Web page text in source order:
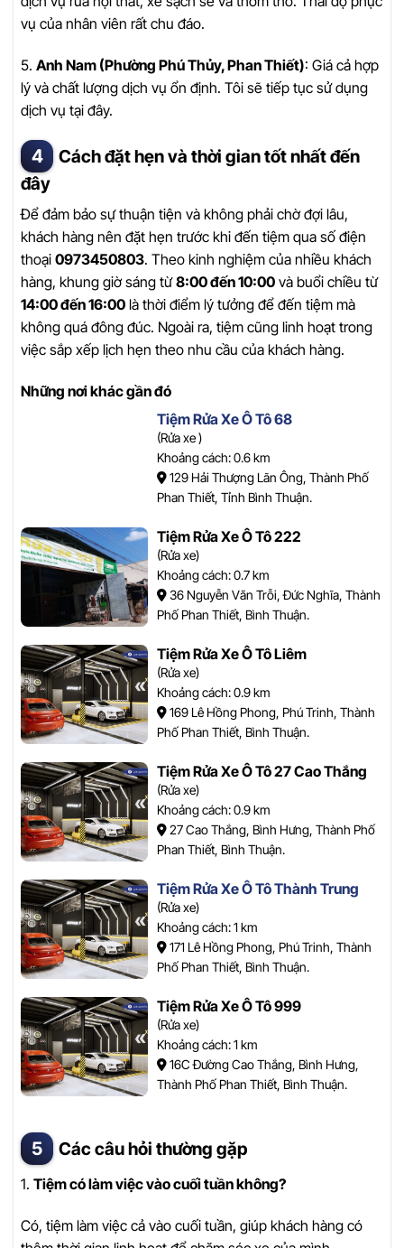
vụ của nhân viên rất chu đáo.
5. Anh Nam (Phường Phú Thủy, Phan Thiết): Giá cả hợp
lý và chất lượng dịch vụ ổn định. Tôi sẽ tiếp tục sử dụng
dịch vụ tại đây.
Cách đặt hẹn và thời gian tốt nhất đến
đây
Để đảm bảo sự thuận tiện và không phải chờ đợi lâu,
khách hàng nên đặt hẹn trước khi đến tiệm qua số điện
thoại 0973450803. Theo kinh nghiệm của nhiều khách
hàng, khung giờ sáng từ8:00 đến 10:00 và buổi chiều từ
14:00 đến 16:00 là thời điểm lý tưởng để đến tiệm mà
không quá đông đúc. Ngoài ra, tiệm cũng linh hoạt trong
việc sắp xếp lịch hẹn theo nhu cầu của khách hàng.
Những nơi khác gần đó
Tiệm Rửa Xe Ô Tô 68
(Rửa xe )
Khoảng cách: 0.6 km
129 Hải Thượng Lãn Ông, Thành Phố
Phan Thiết, Tỉnh Bình Thuận.
Tiệm Rửa Xe Ô Tô 222
(Rửa xe)
Khoảng cách: 0.7 km
36 Nguyễn Văn Trỗi, Đức Nghĩa, Thành
Phố Phan Thiết, Bình Thuận.
Tiệm Rửa Xe Ô Tô Liêm
(Rửa xe)
Khoảng cách: 0.9 km
169 Lê Hồng Phong, Phú Trinh, Thành
Phố Phan Thiết, Bình Thuận.
Tiệm Rửa Xe Ô Tô 27 Cao Thắng
(Rửa xe)
Khoảng cách: 0.9 km
27 Cao Thắng, Bình Hưng, Thành Phố
Phan Thiết, Bình Thuận.
Tiệm Rửa Xe Ô Tô Thành Trung
(Rửa xe)
Khoảng cách: 1 km
171 Lê Hồng Phong, Phú Trinh, Thành
Phố Phan Thiết, Bình Thuận.
Tiệm Rửa Xe Ô Tô 999
(Rửa xe)
Khoảng cách: 1 km
16C Đường Cao Thắng, Bình Hưng,
Thành Phố Phan Thiết, Bình Thuận.
Các câu hỏi thường gặp
1. Tiệm có làm việc vào cuối tuần không?
Có, tiệm làm việc cả vào cuối tuần, giúp khách hàng có